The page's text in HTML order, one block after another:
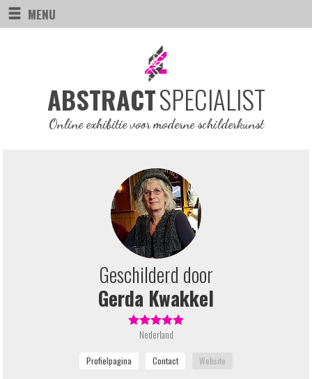
MENU
ABSTRACTSPECIALIST
Online exhibitie voor moderne schilderkunst
Geschilderd door
Gerda Kwakkel
Nederland